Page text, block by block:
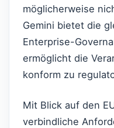
möglicherweise
Gemini bietet die
Enterprise-
ermöglicht die
konform zu
Mit Blick auf den
verbindliche